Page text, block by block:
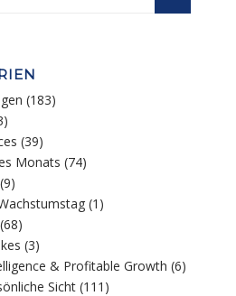
(183)
(39)
Monats (74)
(9)
(1)
(68)
(3)
& Profitable Growth (6)
Sicht (111)